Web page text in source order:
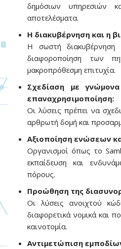
δημόσιων υπηρεσιών
αποτελέσματα.
Η διακυβέρνηση και η
Η σωστή
διαφοροποίηση των
μακροπρόθεσμη επιτυχία.
Σχεδίαση με
επαναχρησιμοποίηση:
Οι λύσεις πρέπει να
αρθρωτή δομή και
Αξιοποίηση ενώσεων
Οργανισμοί όπως το
εκπαίδευση και
πόρους.
Προώθηση της
Οι λύσεις ανοιχτού
διαφορετικά νομικά και
καινοτομία.
Αντιμετώπιση